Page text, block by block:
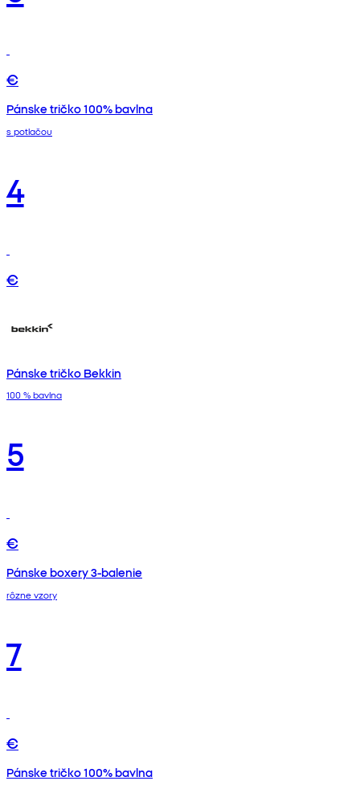
€
Pánske tričko 100% bavlna
s potlačou
4
€
Pánske tričko Bekkin
100 % bavlna
5
€
Pánske boxery 3-balenie
rôzne vzory
7
€
Pánske tričko 100% bavlna